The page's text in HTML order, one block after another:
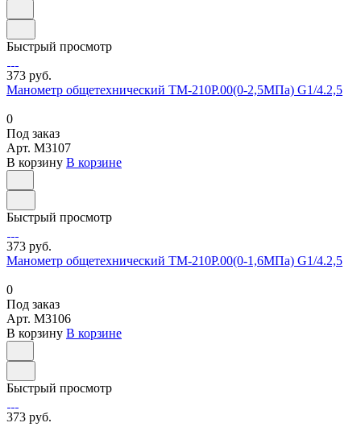
Быстрый просмотр
373 руб.
Манометр общетехнический ТМ-210Р.00(0-2,5МПа) G1/4.2,5
0
Под заказ
Арт. M3107
В корзину В корзине
Быстрый просмотр
373 руб.
Манометр общетехнический ТМ-210Р.00(0-1,6МПа) G1/4.2,5
0
Под заказ
Арт. M3106
В корзину В корзине
Быстрый просмотр
373 руб.